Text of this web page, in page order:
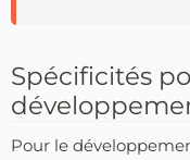
Spécificités
Pour le